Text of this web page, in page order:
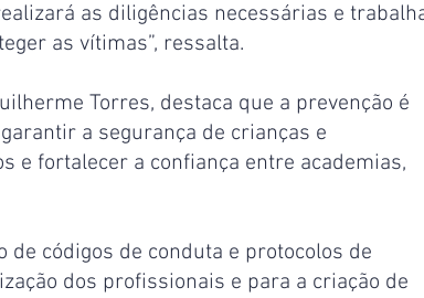
as diligências necessárias e
as vítimas”, ressalta.
Torres, destaca que a prevenção é
a segurança de crianças e
e fortalecer a confiança entre academias,
de códigos de conduta e protocolos de
dos profissionais e para a criação de